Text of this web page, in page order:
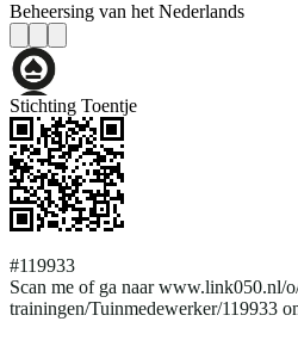
Beheersing van het Nederlands
Stichting Toentje
#119933
Scan me of ga naar www.link050.nl/
trainingen/Tuinmedewerker/119933